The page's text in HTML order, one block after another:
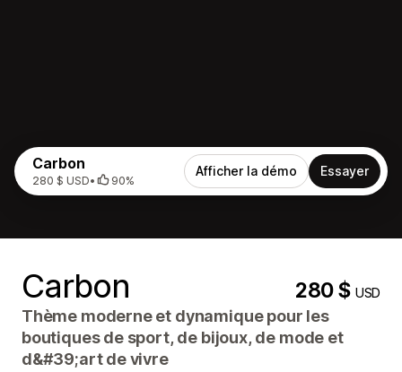
Carbon
280 $ USD• 90%
Afficher la démo Essayer
Carbon 280 $USD
Thème moderne et dynamique pour les
boutiques de sport, de bijoux, de mode et
d&#39;art de vivre